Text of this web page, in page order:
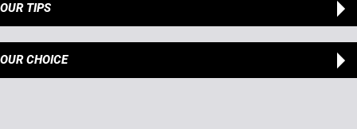
OUR TIPS
OUR CHOICE